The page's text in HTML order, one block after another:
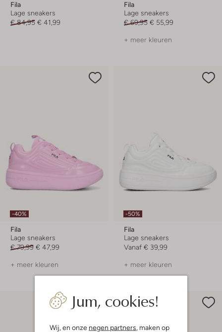
Jum, cookies!
Wij, en onze negen partners , maken op
Fila
Lage sneakers
€ 84,95 € 41,99
Fila
Lage sneakers
€ 69,95 € 55,99
+ meer kleuren
-40%
Fila
Lage sneakers
€ 79,99 € 47,99
+ meer kleuren
-50%
Fila
Lage sneakers
Vanaf € 39,99
+ meer kleuren